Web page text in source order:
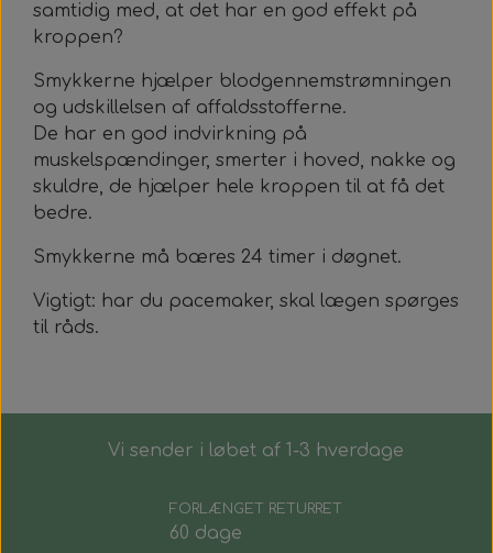
samtidig med, at det har en god effekt på
kroppen?
Smykkerne hjælper blodgennemstrømningen
og udskillelsen af affaldsstofferne.
De har en god indvirkning på
muskelspændinger, smerter i hoved, nakke og
skuldre, de hjælper hele kroppen til at få det
bedre.
Smykkerne må bæres 24 timer i døgnet.
Vigtigt: har du pacemaker, skal lægen spørges
til råds.
Vi sender i løbet af 1-3 hverdage
FORLÆNGET RETURRET
60 dage